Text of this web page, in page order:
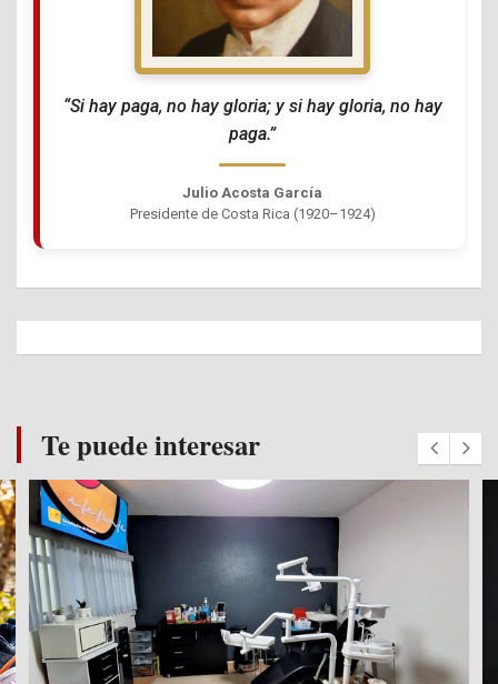
“Si hay paga, no hay gloria; y si hay gloria, no hay
paga.”
Julio Acosta García
Presidente de Costa Rica (1920–1924)
Te puede interesar